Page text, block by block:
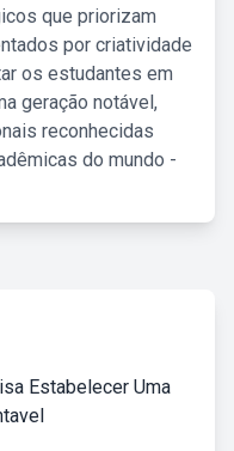
que priorizam
por criatividade
os estudantes em
geração notável,
reconhecidas
do mundo -
Estabelecer Uma